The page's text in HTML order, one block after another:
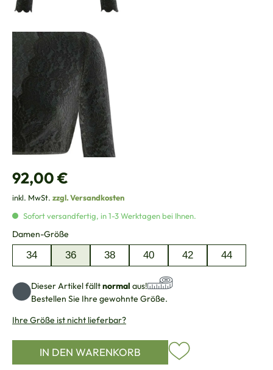
Regulärer Preis:
92,00 €
inkl. MwSt. zzgl. Versandkosten
Sofort versandfertig, in 1-3 Werktagen bei Ihnen.
Damen-Größe
34 36 38 40 42 44
Dieser Artikel fälltnormal aus!
Bestellen Sie Ihre gewohnte Größe.
Ihre Größe ist nicht lieferbar?
IN DEN WARENKORB